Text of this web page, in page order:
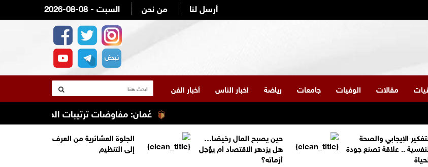
2026-08-08 - السبت من نحن أرسل لنا
مقالات الوفيات جامعات رياضة اخبار الناس أخبار الفن
عُمان: مفاوضات ترتيبات الملاحة في مضيق
الإيجابي والصحة
.. علاقة تصنع جودة
حين يصبح المال رخيصًا…
هل يزدهر الاقتصاد أم يؤجل
أزماته؟
الجلوة العشائرية من العرف
إلى التنظيم